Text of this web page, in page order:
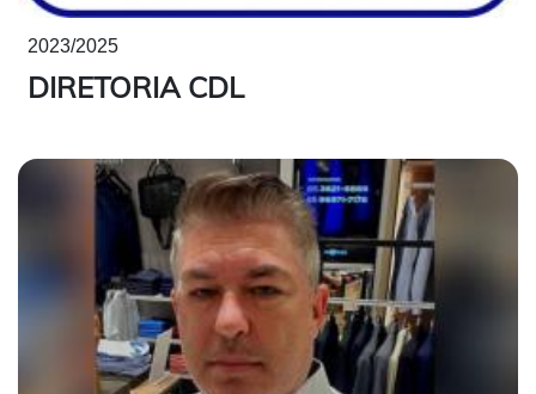
2023/2025
DIRETORIA CDL